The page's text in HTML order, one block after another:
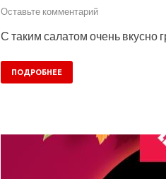
Оставьте комментарий
С таким салатом очень вкусно
ПОДРОБНЕЕ